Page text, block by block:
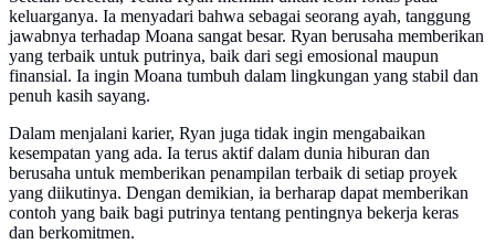
keluarganya. Ia menyadari bahwa sebagai seorang ayah, tanggung
jawabnya terhadap Moana sangat besar. Ryan berusaha memberikan
yang terbaik untuk putrinya, baik dari segi emosional maupun
finansial. Ia ingin Moana tumbuh dalam lingkungan yang stabil dan
penuh kasih sayang.
Dalam menjalani karier, Ryan juga tidak ingin mengabaikan
kesempatan yang ada. Ia terus aktif dalam dunia hiburan dan
berusaha untuk memberikan penampilan terbaik di setiap proyek
yang diikutinya. Dengan demikian, ia berharap dapat memberikan
contoh yang baik bagi putrinya tentang pentingnya bekerja keras
dan berkomitmen.